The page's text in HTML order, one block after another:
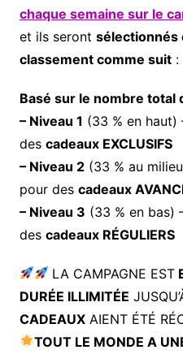
chaque semaine sur le
et ils seront sélectionnés
classement comme suit:
Basé sur le nombre total
– Niveau 1 (33 % en
des cadeaux EXCLUSIFS
– Niveau 2(33 % au
pour des cadeaux
– Niveau 3 (33 % en bas)
des cadeaux RÉGULIERS
LA CAMPAGNE EST
DURÉE ILLIMITÉE
CADEAUXAIENT ÉTÉ
TOUT LE MONDE A